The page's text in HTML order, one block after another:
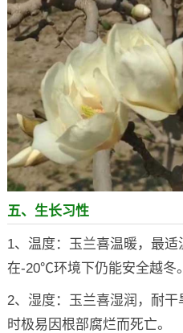
五、生长习性
1、温度：玉兰喜温暖，最适
在-20℃环境下仍能安全越冬。
2、湿度：玉兰喜湿润，耐
时极易因根部腐烂而死亡。